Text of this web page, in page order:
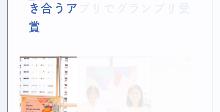
き合うアプリでグランプリ受
賞